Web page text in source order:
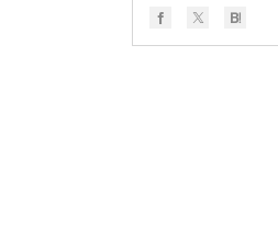
が当たり前になって
っています。 では、